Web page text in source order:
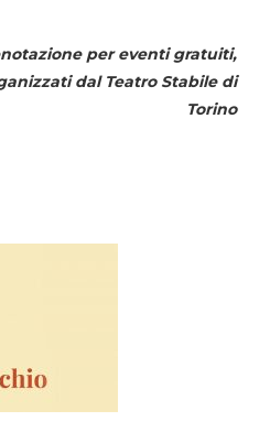
per eventi gratuiti,
dal Teatro Stabile di
Torino